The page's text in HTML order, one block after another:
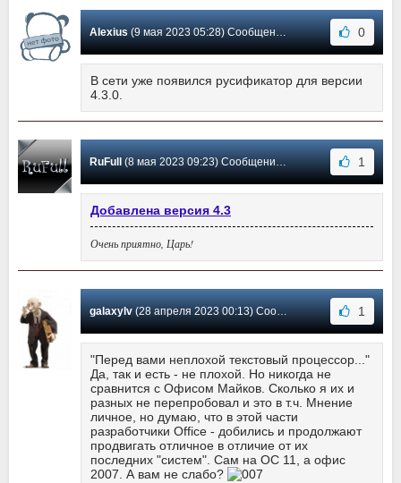
Alexius(9 мая 2023 05:28) Сообщение #405 0
В сети уже появился русификатор для версии
4.3.0.
RuFull (8 мая 2023 09:23) Сообщение #404 1
Добавлена версия 4.3
Очень приятно, Царь!
galaxylv(28 апреля 2023 00:13) Сообщение #403 1
"Перед вами неплохой текстовый процессор..."
Да, так и есть - не плохой. Но никогда не
сравнится с Офисом Майков. Сколько я их и
разных не перепробовал и это в т.ч. Мнение
личное, но думаю, что в этой части
разработчики Office - добились и продолжают
продвигать отличное в отличие от их
последних "систем". Сам на ОС 11, а офис
2007. А вам не слабо?